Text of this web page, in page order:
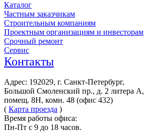
Каталог
Частным заказчикам
Строительным компаниям
Проектным организациям и инвесторам
Срочный ремонт
Сервис
Контакты
Адрес: 192029, г. Санкт-Петербург,
Большой Смоленский пр., д. 2 литера А,
помещ. 8Н, комн. 48 (офис 432)
( Карта проезда )
Время работы офиса:
Пн-Пт с 9 до 18 часов.